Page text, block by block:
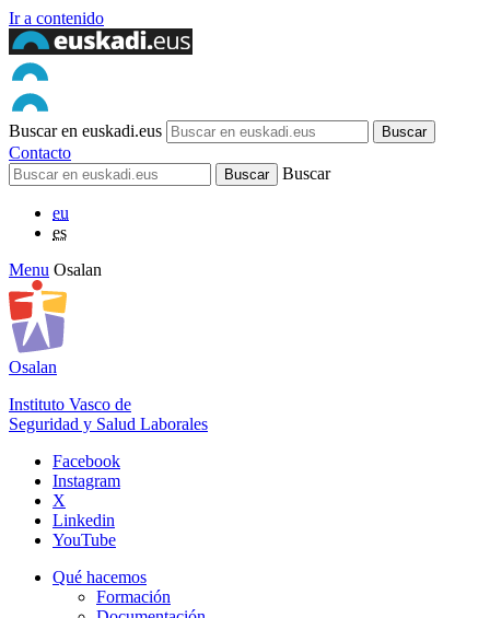
Ir a contenido
Buscar en euskadi.eus
Contacto
Buscar
eu
es
Menu Osalan
Osalan
Instituto Vasco de
Seguridad y Salud Laborales
Facebook
Instagram
X
Linkedin
YouTube
Qué hacemos
Formación